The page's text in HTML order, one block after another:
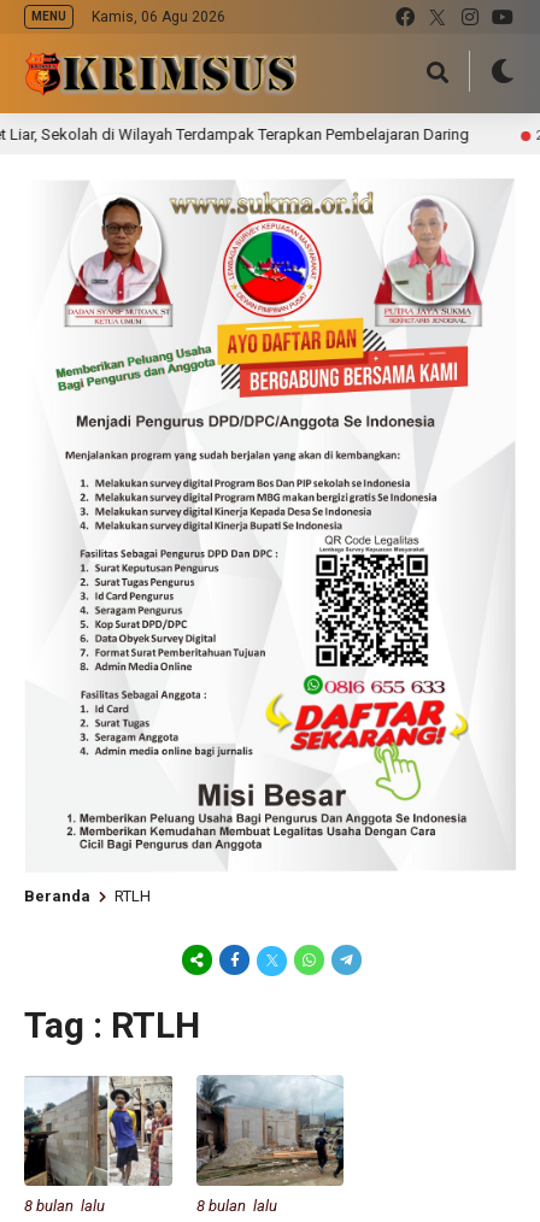
MENU Kamis, 06 Agu 2026
di Wilayah Terdampak Terapkan Pembelajaran Daring 23 jam
Beranda RTLH
Tag : RTLH
8 bulan lalu 8 bulan lalu